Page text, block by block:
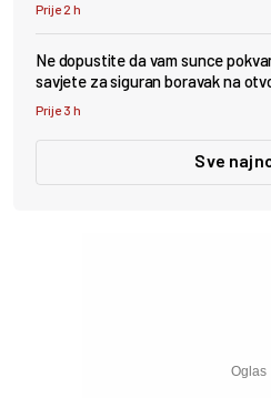
Prije 2 h
Ne dopustite da vam sunce
savjete za siguran boravak na
Prije 3 h
Sve